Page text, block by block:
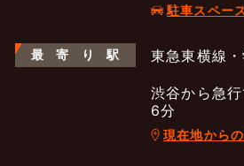
新着情報
五本木クリニッ
よくある
駐車スペー
最 寄 り 駅 東急東横線
渋谷から急
6分
現在地から